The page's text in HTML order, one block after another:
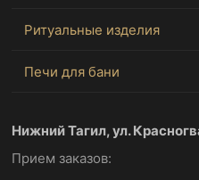
Ритуальные изделия
Печи для бани
Нижний Тагил, ул.
Прием заказов: